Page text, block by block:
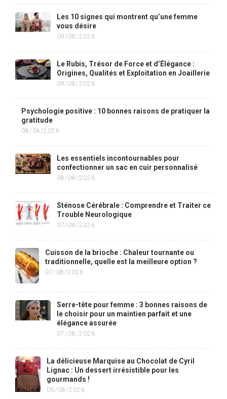
Les 10 signes qui montrent qu’une femme
vous désire
09/08/2026
Le Rubis, Trésor de Force et d’Élégance :
Origines, Qualités et Exploitation en Joaillerie
09/08/2026
Psychologie positive : 10 bonnes raisons de pratiquer la
gratitude
08/08/2026
Les essentiels incontournables pour
confectionner un sac en cuir personnalisé
08/08/2026
Sténose Cérébrale : Comprendre et Traiter ce
Trouble Neurologique
07/08/2026
Cuisson de la brioche : Chaleur tournante ou
traditionnelle, quelle est la meilleure option ?
07/08/2026
Serre-tête pour femme : 3 bonnes raisons de
le choisir pour un maintien parfait et une
élégance assurée
07/08/2026
La délicieuse Marquise au Chocolat de Cyril
Lignac : Un dessert irrésistible pour les
gourmands !
06/08/2026